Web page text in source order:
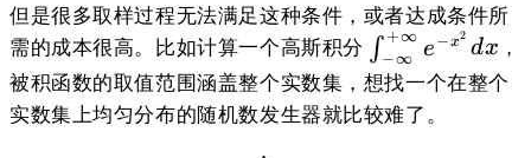
但是很多取样过程无法满足这种条件，或者达成条件所
需的成本很高。比如计算一个高斯积分 \int_{-
x^2}dx
∫−∞
+∞
e−x2
dx ，
被积函数的取值范围涵盖整个实数集，想找一个在整个
实数集上均匀分布的随机数发生器就比较难了。